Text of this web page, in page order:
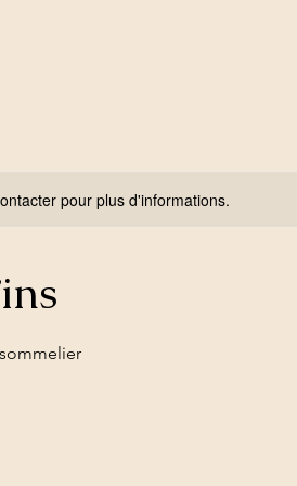
pour plus d'informations.